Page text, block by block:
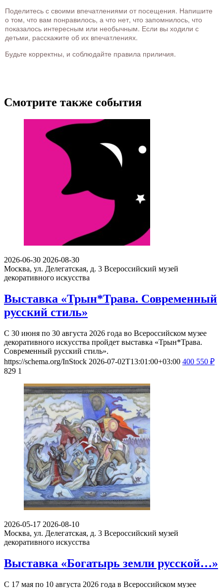
Поделитесь с своими впечатлениями от посещения. Напишите
о том, что вам понравилось, а что нет, что запомнилось, что
показалось интересным или необычным. Если вы ходили с
детьми, расскажите об их впечатлениях.
Будьте корректны, и соблюдайте правила приличия.
Смотрите также события
2026-06-30 2026-08-30
Москва, ул. Делегатская, д. 3 Всероссийский музей
декоративного искусства
Выставка «Трын*Трава. Современный
русский стиль»
С 30 июня по 30 августа 2026 года во Всероссийском музее
декоративного искусства пройдет выставка «Трын*Трава.
Современный русский стиль».
https://schema.org/InStock 2026-07-02T13:01:00+03:00 400 550 ₽
829 1
2026-05-17 2026-08-10
Москва, ул. Делегатская, д. 3 Всероссийский музей
декоративного искусства
Выставка «Богатырь земли русской…»
С 17 мая по 10 августа 2026 года в Всероссийском музее